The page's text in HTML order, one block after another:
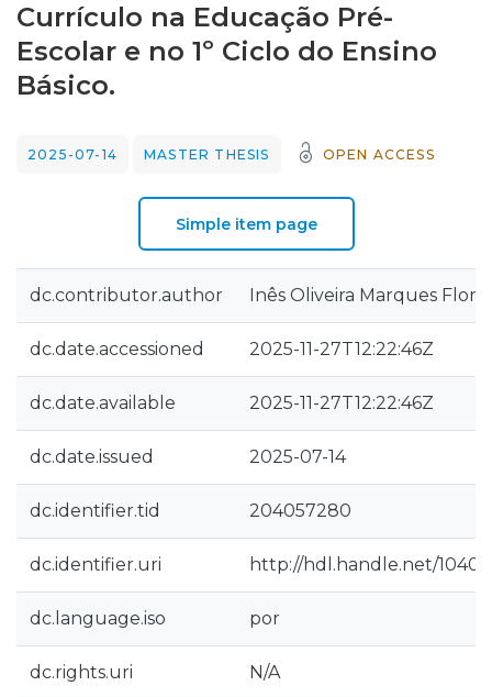
Statistics
Currículo na Educação Pré-
Escolar e no 1º Ciclo do Ensino
Básico.
2025-07-14 MASTER THESIS OPEN ACCESS
Simple item page
dc.contributor.author Inês Oliveira Marques
dc.date.accessioned 2025-11-27T12:22:46Z
dc.date.available 2025-11-27T12:22:46Z
dc.date.issued 2025-07-14
dc.identifier.tid 204057280
dc.identifier.uri http://hdl.handle.net/
dc.language.iso por
dc.rights.uri N/A